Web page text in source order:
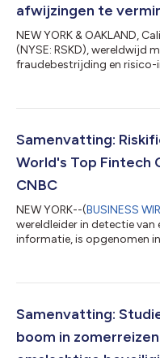
afwijzingen te
NEW YORK & OAKLAND,
(NYSE: RSKD), wereldwijd
fraudebestrijding en
kaartuitgifte. Hiermee
de autorisatiefase. De
nauwkeurigere
Samenvatting:
World's Top Fintech
CNBC
NEW YORK--(BUSINESS
wereldleider in detectie
informatie, is opgenomen
samenwerking met
2026 bekendgemaakt en is
Samenvatting:
boom in